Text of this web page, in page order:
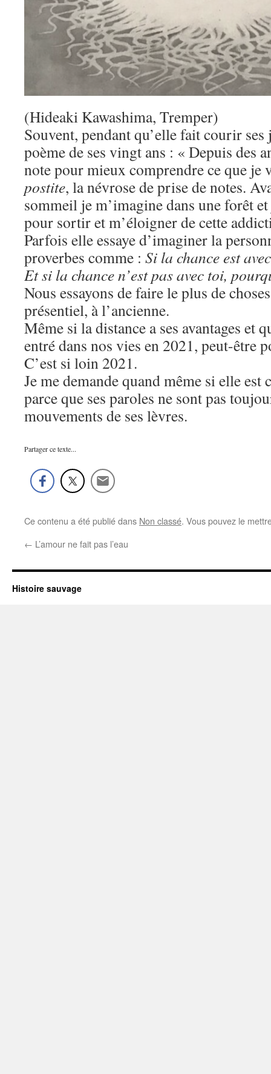
(Hideaki Kawashima, Tremper)
Souvent, pendant qu’elle fait courir
poème de ses vingt ans : « Depuis des
note pour mieux comprendre ce que je
postite, la névrose de prise de notes.
sommeil je m’imagine dans une forêt
pour sortir et m’éloigner de cette
Parfois elle essaye d’imaginer la
proverbes comme : Si la chance est
Et si la chance n’est pas avec toi,
Nous essayons de faire le plus de
présentiel, à l’ancienne.
Même si la distance a ses avantages et
entré dans nos vies en 2021, peut-être
C’est si loin 2021.
Je me demande quand même si elle
parce que ses paroles ne sont pas
mouvements de ses lèvres.
Partager ce texte...
Ce contenu a été publié dans Non classé. Vous pouvez le
← L’amour ne fait pas l’eau
Histoire sauvage